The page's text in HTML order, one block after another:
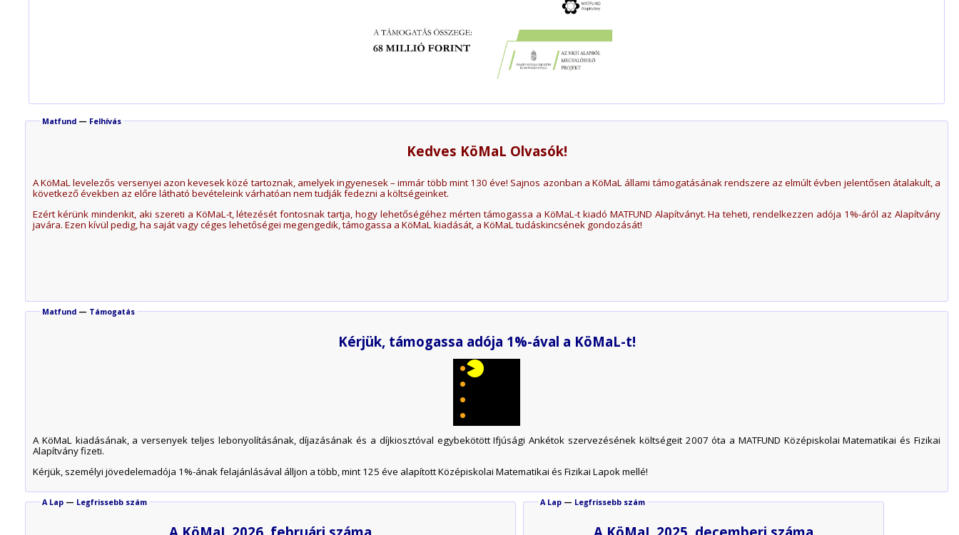
Matfund — Felhívás
Kedves KöMaL Olvasók!
A KöMaL levelezős versenyei azon kevesek közé tartoznak, amelyek ingyenesek – immár több mint 130 éve! Sajnos azonban a KöMaL állami támogatásának rendszere az elmúlt évben jelentősen átalakult, a
következő években az előre látható bevételeink várhatóan nem tudják fedezni a költségeinket.
Ezért kérünk mindenkit, aki szereti a KöMaL-t, létezését fontosnak tartja, hogy lehetőségéhez mérten támogassa a KöMaL-t kiadó MATFUND Alapítványt. Ha teheti, rendelkezzen adója 1%-áról az Alapítvány
javára. Ezen kívül pedig, ha saját vagy céges lehetőségei megengedik, támogassa a KöMaL kiadását, a KöMaL tudáskincsének gondozását!
Matfund — Támogatás
Kérjük, támogassa adója 1%-ával a KöMaL-t!
A KöMaL kiadásának, a versenyek teljes lebonyolításának, díjazásának és a díjkiosztóval egybekötött Ifjúsági Ankétok szervezésének költségeit 2007 óta a MATFUND Középiskolai Matematikai és Fizikai
Alapítvány fizeti.
Kérjük, személyi jövedelemadója 1%-ának felajánlásával álljon a több, mint 125 éve alapított Középiskolai Matematikai és Fizikai Lapok mellé!
A Lap — Legfrissebb szám A Lap — Legfrissebb szám